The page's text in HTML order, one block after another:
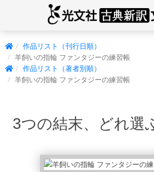
作品リスト（刊行日順）
羊飼いの指輪 ファンタジーの練習帳
作品リスト（著者別順）
羊飼いの指輪 ファンタジーの練習帳
3つの結末、どれ選